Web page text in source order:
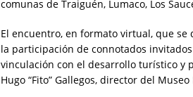
comunas de Traiguén, Lumaco, Los
El encuentro, en formato virtual, que
la participación de connotados
vinculación con el desarrollo turístico y
Hugo “Fito” Gallegos, director del